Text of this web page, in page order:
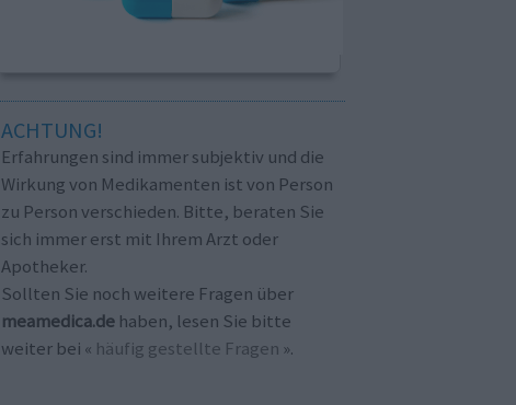
ACHTUNG!
Erfahrungen sind immer subjektiv und die
Wirkung von Medikamenten ist von Person
zu Person verschieden. Bitte, beraten Sie
sich immer erst mit Ihrem Arzt oder
Apotheker.
Sollten Sie noch weitere Fragen über
meamedica.de haben, lesen Sie bitte
weiter bei « häufig gestellte Fragen ».